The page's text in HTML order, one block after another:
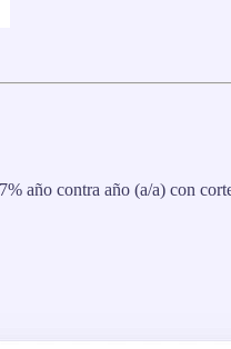
año contra año (a/a) con